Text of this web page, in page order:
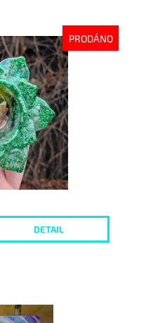
PRODÁNO
DETAIL